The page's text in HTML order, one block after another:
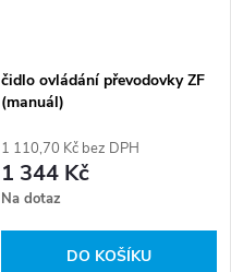
čidlo ovládání převodovky ZF
(manuál)
1 110,70 Kč bez DPH
1 344 Kč
Na dotaz
DO KOŠÍKU